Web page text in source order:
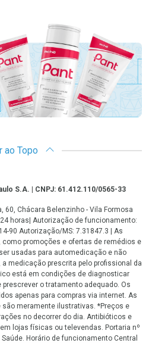
ao Topo
S.A. | CNPJ: 61.412.110/0565-33
60, Chácara Belenzinho - Vila Formosa
horas| Autorização de funcionamento:
90 Autorização/MS: 7.31847.3 | As
promoções e ofertas de remédios e
usadas para automedicação e não
medicação prescrita pelo profissional da
está em condições de diagnosticar
prescrever o tratamento adequado. Os
apenas para compras via internet. As
meramente ilustrativas. *Preços e
no decorrer do dia. Antibióticos e
lojas físicas ou televendas. Portaria nº
Horário de funcionamento Central